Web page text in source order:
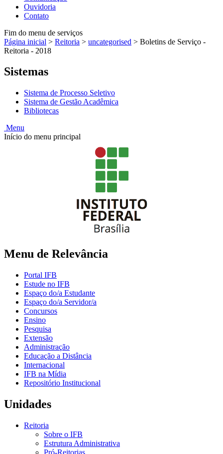
Ouvidoria
Contato
Fim do menu de serviços
Página inicial > Reitoria > uncategorised > Boletins de Serviço -
Reitoria - 2018
Sistemas
Sistema de Processo Seletivo
Sistema de Gestão Acadêmica
Bibliotecas
Menu
Início do menu principal
Menu de Relevância
Portal IFB
Estude no IFB
Espaço do/a Estudante
Espaço do/a Servidor/a
Concursos
Ensino
Pesquisa
Extensão
Administração
Educação a Distância
Internacional
IFB na Mídia
Repositório Institucional
Unidades
Reitoria
Sobre o IFB
Estrutura Administrativa
Pró-Reitorias